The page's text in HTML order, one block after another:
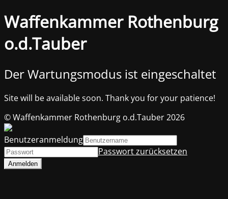
Waffenkammer Rothenburg
o.d.Tauber
Der Wartungsmodus ist eingeschaltet
Site will be available soon. Thank you for your patience!
© Waffenkammer Rothenburg o.d.Tauber 2026
Benutzeranmeldung
Passwort zurücksetzen